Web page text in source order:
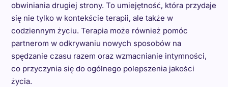
obwiniania drugiej strony. To umiejętność, która przydaje
się nie tylko w kontekście terapii, ale także w
codziennym życiu. Terapia może również pomóc
partnerom w odkrywaniu nowych sposobów na
spędzanie czasu razem oraz wzmacnianie intymności,
co przyczynia się do ogólnego polepszenia jakości
życia.